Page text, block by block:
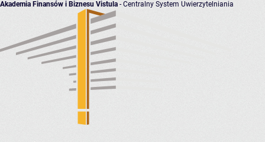
Akademia Finansów i Biznesu Vistula - Centralny System Uwierzytelniania